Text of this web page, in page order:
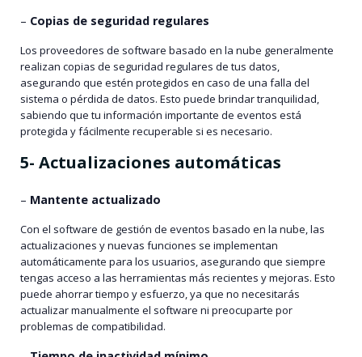
– Copias de seguridad regulares
Los proveedores de software basado en la nube generalmente
realizan copias de seguridad regulares de tus datos,
asegurando que estén protegidos en caso de una falla del
sistema o pérdida de datos. Esto puede brindar tranquilidad,
sabiendo que tu información importante de eventos está
protegida y fácilmente recuperable si es necesario.
5- Actualizaciones automáticas
– Mantente actualizado
Con el software de gestión de eventos basado en la nube, las
actualizaciones y nuevas funciones se implementan
automáticamente para los usuarios, asegurando que siempre
tengas acceso a las herramientas más recientes y mejoras. Esto
puede ahorrar tiempo y esfuerzo, ya que no necesitarás
actualizar manualmente el software ni preocuparte por
problemas de compatibilidad.